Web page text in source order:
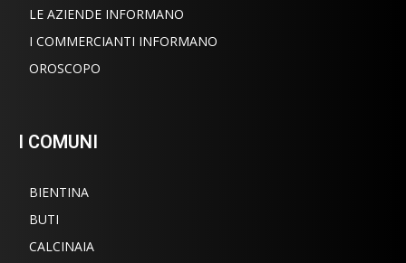
LE AZIENDE INFORMANO
I COMMERCIANTI INFORMANO
OROSCOPO
I COMUNI
BIENTINA
BUTI
CALCINAIA